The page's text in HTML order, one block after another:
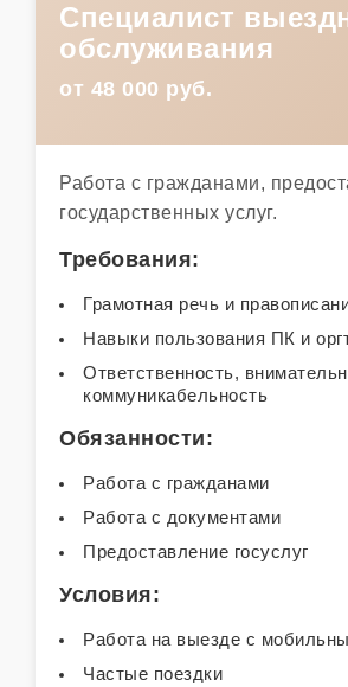
Специалист
обслуживания
от 48 000 руб.
Работа с гражданами,
государственных услуг.
Требования:
Грамотная речь и
Навыки пользования ПК и
Ответственность,
коммуникабельность
Обязанности:
Работа с гражданами
Работа с документами
Предоставление госуслуг
Условия:
Работа на выезде с
Частые поездки